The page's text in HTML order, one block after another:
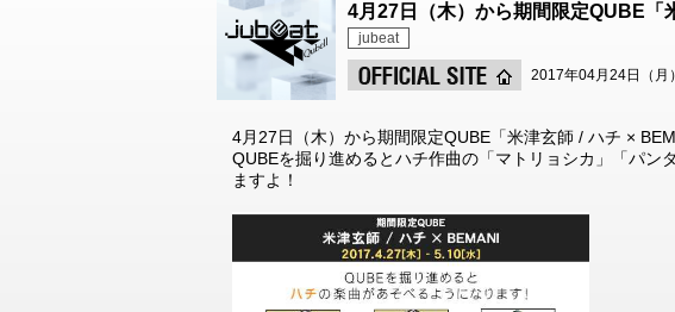
4月27日（木）から期間限定QUBE「
jubeat
2017年04月24日（月
4月27日（木）から期間限定QUBE「米津玄師 / ハチ ×
QUBEを掘り進めるとハチ作曲の「マトリョシカ」「パン
ますよ！